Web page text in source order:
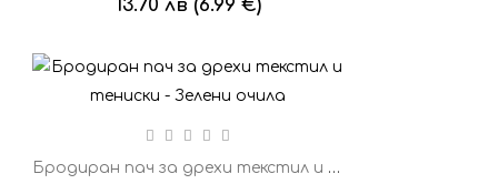
13.70 лв (6.99 €)
Бродиран пач за дрехи текстил и тениски - Зелени очила